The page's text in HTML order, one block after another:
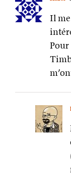
Il
Pour